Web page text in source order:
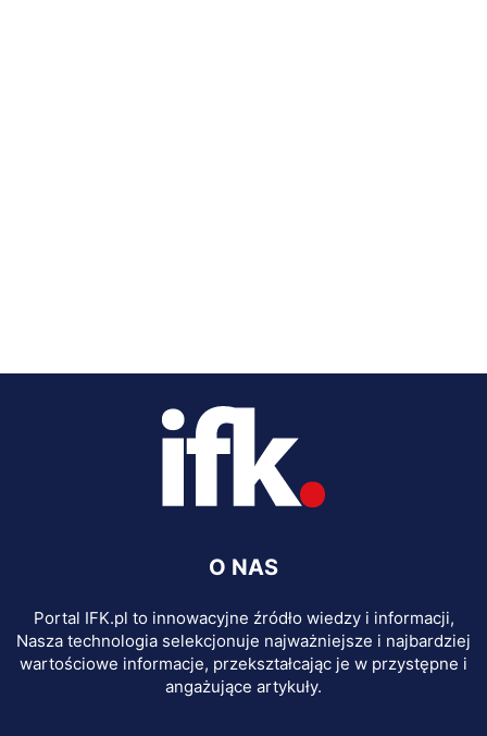
O NAS
Portal IFK.pl to innowacyjne źródło wiedzy i informacji,
Nasza technologia selekcjonuje najważniejsze i najbardziej
wartościowe informacje, przekształcając je w przystępne i
angażujące artykuły.